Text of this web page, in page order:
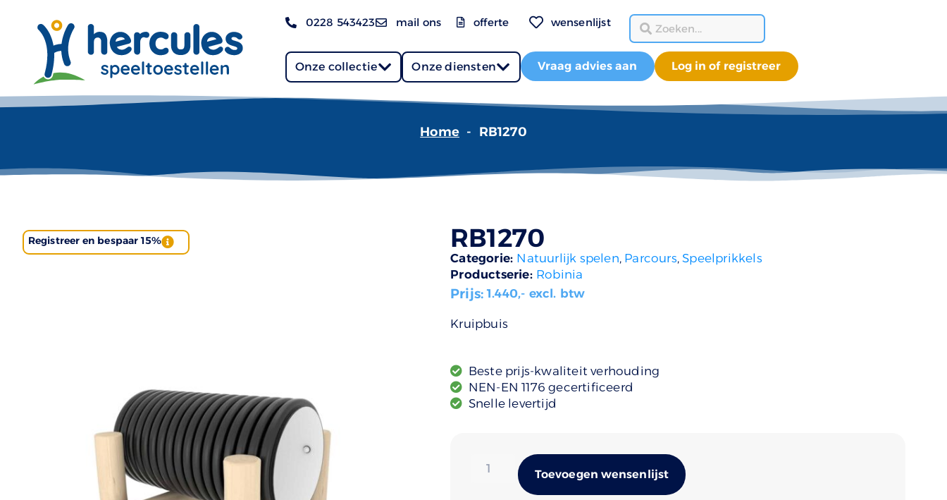
0228 543423 mail ons offerte wensenlijst
Onze collectie Onze diensten Vraag advies aan Log in of registreer
Home - RB1270
Registreer en bespaar 15% RB1270
Categorie: Natuurlijk spelen, Parcours, Speelprikkels
Productserie: Robinia
Prijs:1.440,- excl. btw
Kruipbuis
Beste prijs-kwaliteit verhouding
NEN-EN 1176 gecertificeerd
Snelle levertijd
Toevoegen wensenlijst